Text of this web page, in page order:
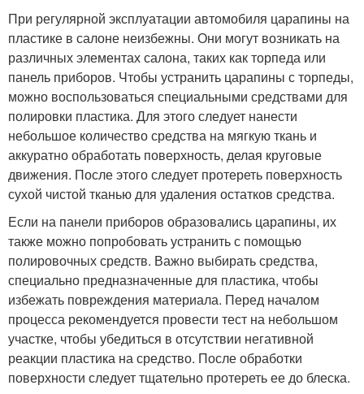
При регулярной эксплуатации автомобиля царапины на
пластике в салоне неизбежны. Они могут возникать на
различных элементах салона, таких как торпеда или
панель приборов. Чтобы устранить царапины с торпеды,
можно воспользоваться специальными средствами для
полировки пластика. Для этого следует нанести
небольшое количество средства на мягкую ткань и
аккуратно обработать поверхность, делая круговые
движения. После этого следует протереть поверхность
сухой чистой тканью для удаления остатков средства.
Если на панели приборов образовались царапины, их
также можно попробовать устранить с помощью
полировочных средств. Важно выбирать средства,
специально предназначенные для пластика, чтобы
избежать повреждения материала. Перед началом
процесса рекомендуется провести тест на небольшом
участке, чтобы убедиться в отсутствии негативной
реакции пластика на средство. После обработки
поверхности следует тщательно протереть ее до блеска.